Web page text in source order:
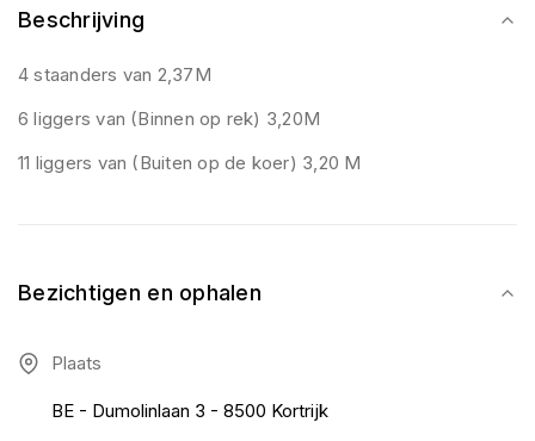
Beschrijving
4 staanders van 2,37M
6 liggers van (Binnen op rek) 3,20M
11 liggers van (Buiten op de koer) 3,20 M
Bezichtigen en ophalen
Plaats
BE - Dumolinlaan 3 - 8500 Kortrijk